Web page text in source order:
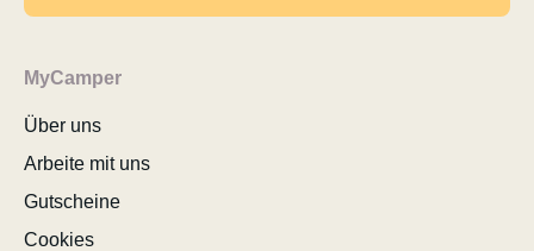
MyCamper
Über uns
Arbeite mit uns
Gutscheine
Cookies